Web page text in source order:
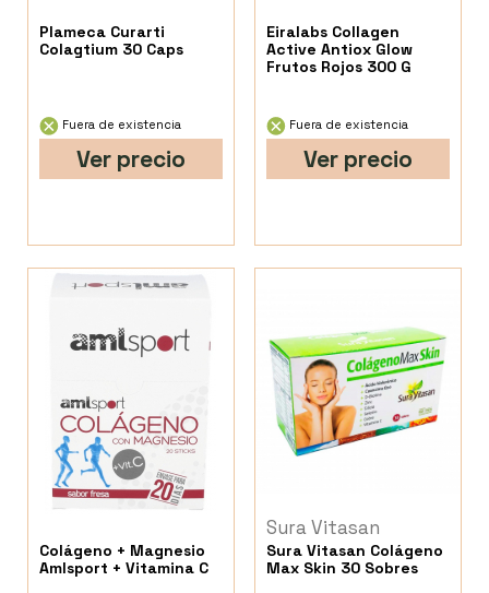
Plameca Curarti
Colagtium 30 Caps
Fuera de existencia
Ver precio
Eiralabs Collagen
Active Antiox Glow
Frutos Rojos 300 G
Fuera de existencia
Ver precio
Colágeno + Magnesio
Amlsport + Vitamina C
Sura Vitasan
Sura Vitasan Colágeno
Max Skin 30 Sobres